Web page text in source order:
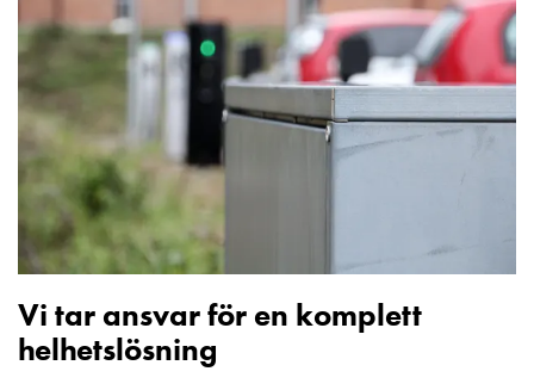
Vi tar ansvar för en komplett
helhetslösning